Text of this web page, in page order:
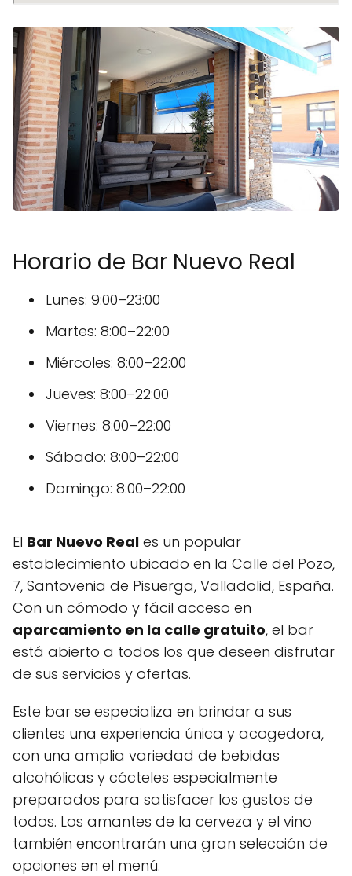
Horario de Bar Nuevo Real
Lunes: 9:00–23:00
Martes: 8:00–22:00
Miércoles: 8:00–22:00
Jueves: 8:00–22:00
Viernes: 8:00–22:00
Sábado: 8:00–22:00
Domingo: 8:00–22:00
El Bar Nuevo Real es un popular
establecimiento ubicado en la Calle del Pozo,
7, Santovenia de Pisuerga, Valladolid, España.
Con un cómodo y fácil acceso en
aparcamiento en la calle gratuito, el bar
está abierto a todos los que deseen disfrutar
de sus servicios y ofertas.
Este bar se especializa en brindar a sus
clientes una experiencia única y acogedora,
con una amplia variedad de bebidas
alcohólicas y cócteles especialmente
preparados para satisfacer los gustos de
todos. Los amantes de la cerveza y el vino
también encontrarán una gran selección de
opciones en el menú.